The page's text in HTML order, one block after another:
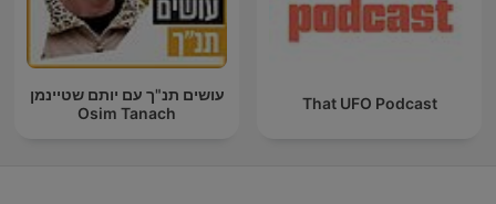
עושים תנ"ך עם יותם שטיינמן
Osim Tanach
That UFO Podcast